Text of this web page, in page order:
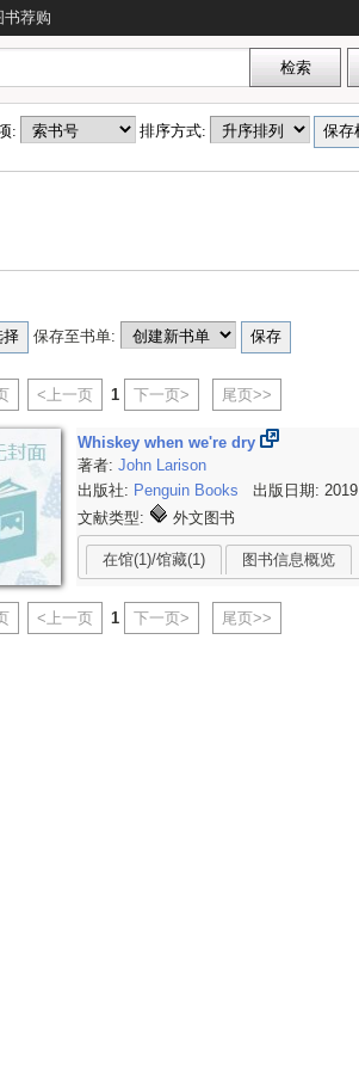
书荐购
: 排序方式:
保存至书单:
<上一页 1 下一页> 尾页>>
Whiskey when we're dry
著者:John Larison
出版社: Penguin Books
出版日期: 2019
文献类型:
外文图书
在馆(1)/馆藏(1) 图书信息概览
<上一页 1 下一页> 尾页>>